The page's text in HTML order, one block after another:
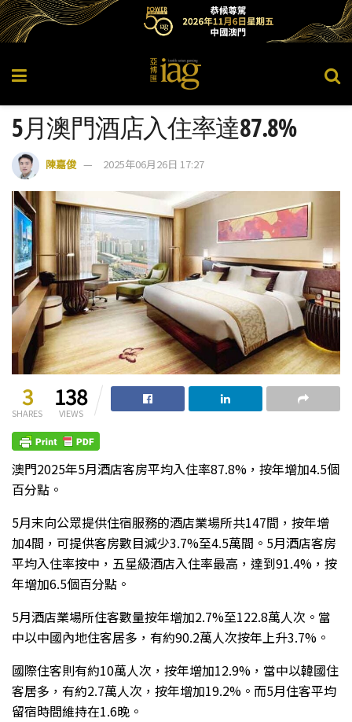
5月澳門酒店入住率達87.8%
陳嘉俊 2025年06月26日 17:27
3
SHARES
138
VIEWS
澳門2025年5月酒店客房平均入住率87.8%，按年增加4.5個
百分點。
5月末向公眾提供住宿服務的酒店業場所共147間，按年增
加4間，可提供客房數目減少3.7%至4.5萬間。5月酒店客房
平均入住率按中，五星級酒店入住率最高，達到91.4%，按
年增加6.5個百分點。
5月酒店業場所住客數量按年增加2.7%至122.8萬人次。當
中以中國內地住客居多，有約90.2萬人次按年上升3.7%。
國際住客則有約10萬人次，按年增加12.9%，當中以韓國住
客居多，有約2.7萬人次，按年增加19.2%。而5月住客平均
留宿時間維持在1.6晚。